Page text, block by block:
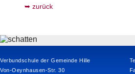
zurück
Verbundschule der Gemeinde Hille
Von-Oeynhausen-Str. 30